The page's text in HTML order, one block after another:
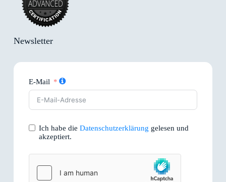
Newsletter
E-Mail
Ich habe die Datenschutzerklärung gelesen und
akzeptiert.